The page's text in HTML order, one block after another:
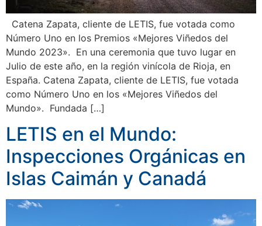
Catena Zapata, cliente de LETIS, fue votada como
Número Uno en los Premios «Mejores Viñedos del
Mundo 2023». En una ceremonia que tuvo lugar en
Julio de este año, en la región vinícola de Rioja, en
España. Catena Zapata, cliente de LETIS, fue votada
como Número Uno en los «Mejores Viñedos del
Mundo». Fundada […]
LETIS en el Mundo:
Inspecciones Orgánicas en
Islas Caimán y Canadá